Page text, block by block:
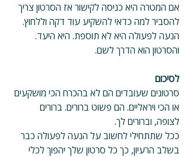
אם המטרה היא כניסה לקישור אז הסרטון צריך
להסביר למה כדאי להשקיע עוד דקה וללחוץ.
הנעה לפעולה היא לא תוספת. היא היעד.
והסרטון הוא הדרך לשם.
לסיכום
סרטונים שעובדים הם לא בהכרח הכי מושקעים
או הכי ויראליים. הם פשוט ברורים. ברורים
לצופה, וברורים לך.
ככל שתתחילי לחשוב על הנעה לפעולה כבר
בשלב הרעיון, כך כל סרטון שלך יהפוך לכלי